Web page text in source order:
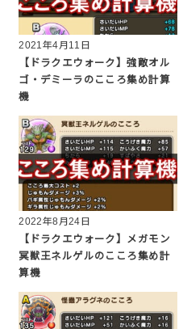
2021年4月11日
【ドラクエウォーク】強敵オル
ゴ・デミーラのこころ集め計算
機
2022年8月24日
【ドラクエウォーク】メガモン
冥獣王ネルゲルのこころ集め計
算機